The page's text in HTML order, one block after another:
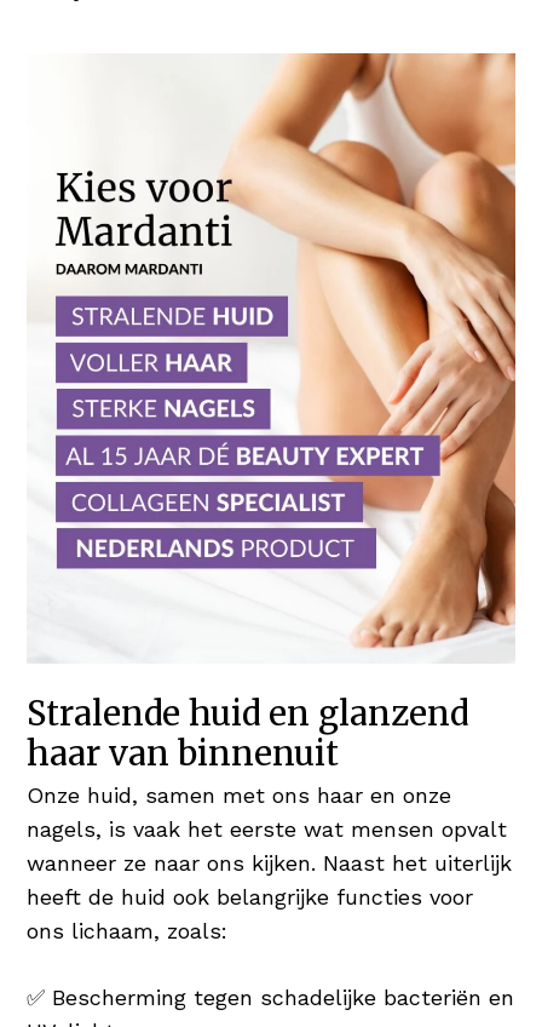
Stralende huid en glanzend
haar van binnenuit
Onze huid, samen met ons haar en onze
nagels, is vaak het eerste wat mensen opvalt
wanneer ze naar ons kijken. Naast het uiterlijk
heeft de huid ook belangrijke functies voor
ons lichaam, zoals:
✅ Bescherming tegen schadelijke bacteriën en